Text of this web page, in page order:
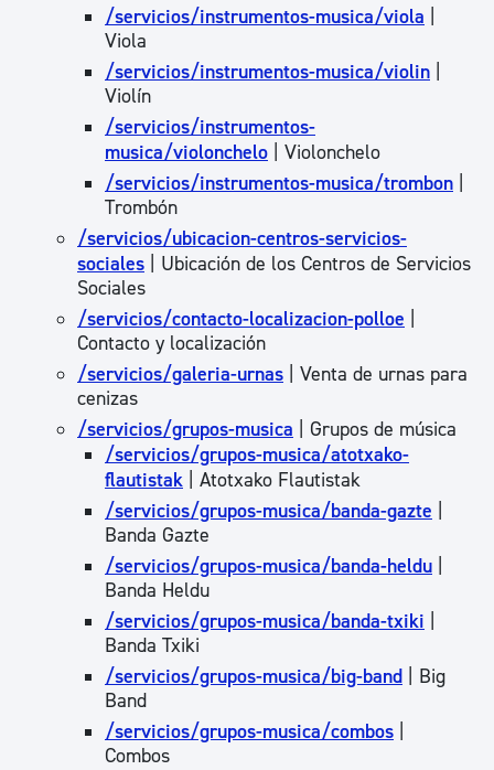
/servicios/instrumentos-musica/viola
Viola
/servicios/instrumentos-musica/violin
Violín
/servicios/instrumentos-
musica/violonchelo | Violonchelo
/servicios/instrumentos-musica/trombon
Trombón
/servicios/ubicacion-centros-servicios-
sociales | Ubicación de los Centros de Servicios
Sociales
/servicios/contacto-localizacion-polloe
Contacto y localización
/servicios/galeria-urnas | Venta de urnas para
cenizas
/servicios/grupos-musica | Grupos de música
/servicios/grupos-musica/atotxako-
flautistak | Atotxako Flautistak
/servicios/grupos-musica/banda-gazte
Banda Gazte
/servicios/grupos-musica/banda-heldu
Banda Heldu
/servicios/grupos-musica/banda-txiki
Banda Txiki
/servicios/grupos-musica/big-band | Big
Band
/servicios/grupos-musica/combos
Combos